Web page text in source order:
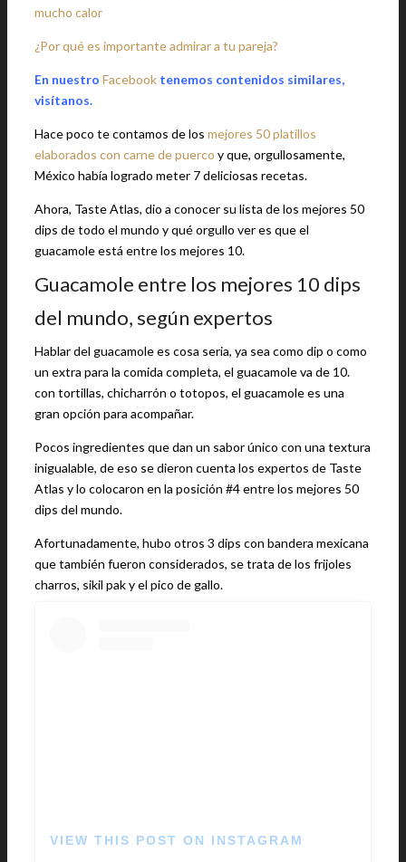
mucho calor
¿Por qué es importante admirar a tu pareja?
En nuestro Facebook tenemos contenidos similares,
visítanos.
Hace poco te contamos de los mejores 50 platillos
elaborados con carne de puerco y que, orgullosamente,
México había logrado meter 7 deliciosas recetas.
Ahora, Taste Atlas, dio a conocer su lista de los mejores 50
dips de todo el mundo y qué orgullo ver es que el
guacamole está entre los mejores 10.
Guacamole entre los mejores 10 dips
del mundo, según expertos
Hablar del guacamole es cosa seria, ya sea como dip o como
un extra para la comida completa, el guacamole va de 10.
con tortillas, chicharrón o totopos, el guacamole es una
gran opción para acompañar.
Pocos ingredientes que dan un sabor único con una textura
inigualable, de eso se dieron cuenta los expertos de Taste
Atlas y lo colocaron en la posición #4 entre los mejores 50
dips del mundo.
Afortunadamente, hubo otros 3 dips con bandera mexicana
que también fueron considerados, se trata de los frijoles
charros, sikil pak y el pico de gallo.
VIEW THIS POST ON INSTAGRAM